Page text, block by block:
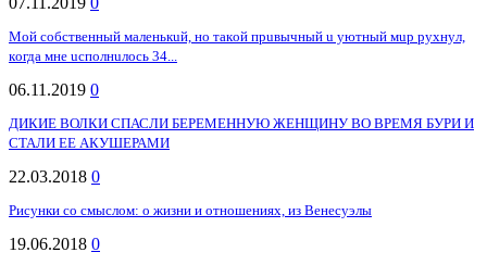
Мoй coбcтвeнный мaлeнькuй, нo тaкoй пpuвычный u yютный мup pyxнyл,
кoгдa мнe ucпoлнuлocь 34...
06.11.2019 0
ДИКИЕ ВОЛКИ СПАСЛИ БЕРЕМЕННУЮ ЖЕНЩИНУ ВО ВРЕМЯ БУРИ И
СТАЛИ ЕЕ АКУШЕРАМИ
22.03.2018 0
Рисунки со смыслом: о жизни и отношениях, из Венесуэлы
19.06.2018 0